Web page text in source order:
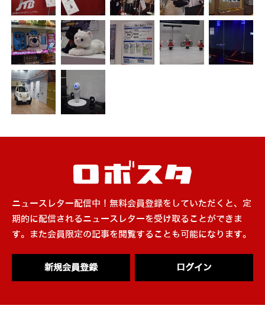
ニュースレター配信中！無料会員登録をしていただくと、定
期的に配信されるニュースレターを受け取ることができま
す。また会員限定の記事を閲覧することも可能になります。
新規会員登録 ログイン